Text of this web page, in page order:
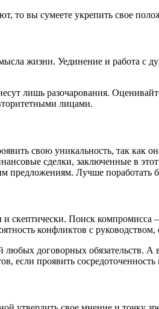
то вы сумеете укрепить свое
жизни. Уединение и работа с
лишь разочарования.
лицами.
свою уникальность, так как
сделки, заключенные в
предложениям. Лучше поработать
скептически. Поиск
конфликтов с
любых договорных обязательств.
если проявить